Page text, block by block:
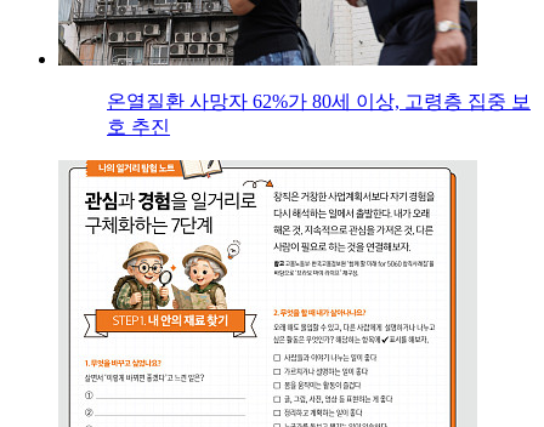
온열질환 사망자 62%가 80세 이상, 고령층 집중 보
호 추진